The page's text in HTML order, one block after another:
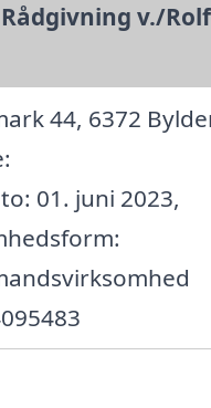
v./
44, 6372
01. juni 2023,